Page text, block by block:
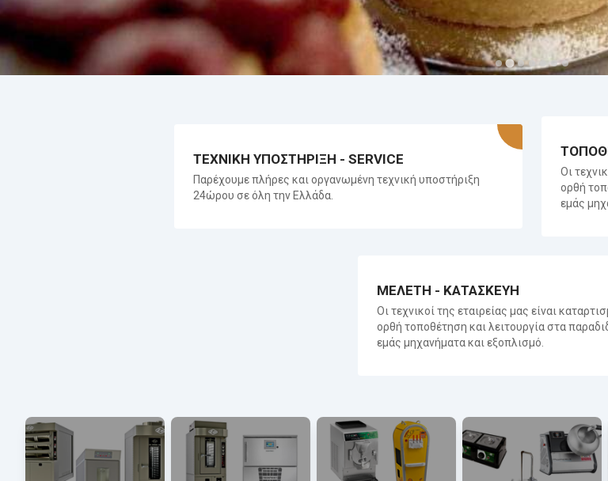
ΤΕΧΝΙΚΗ ΥΠΟΣΤΗΡΙΞΗ - SERVICE
Παρέχουμε πλήρες και οργανωμένη τεχνική υποστήριξη
24ώρου σε όλη την Ελλάδα.
Οι
ορθή
εμάς
ΜΕΛΕΤΗ - ΚΑΤΑΣΚΕΥΗ
Οι τεχνικοί της εταιρείας μας είναι
ορθή τοποθέτηση και λειτουργία στα
εμάς μηχανήματα και εξοπλισμό.